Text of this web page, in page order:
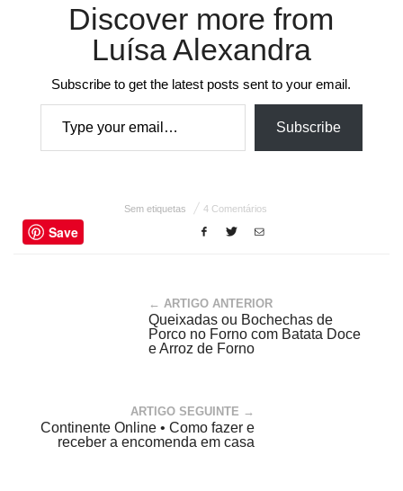
Discover more from
Luísa Alexandra
Subscribe to get the latest posts sent to your email.
Type your email…
Subscribe
Sem etiquetas 4 Comentários
Save
← ARTIGO ANTERIOR
Queixadas ou Bochechas de
Porco no Forno com Batata Doce
e Arroz de Forno
ARTIGO SEGUINTE →
Continente Online • Como fazer e
receber a encomenda em casa